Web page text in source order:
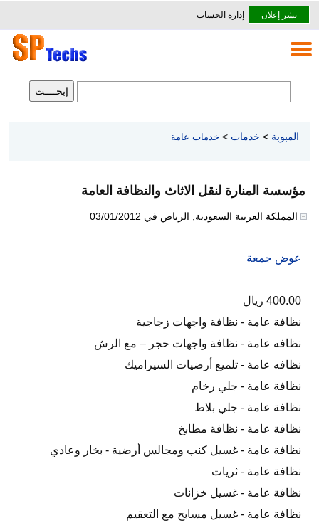
نشر إعلان إدارة الحساب
المبوبة > خدمات > خدمات عامة
مؤسسة المنارة لنقل الاثاث والنظافة العامة
المملكة العربية السعودية الرياض في 03/01/2012
عوض جمعة
400.00 ريال
نظافة عامة - نظافة واجهات زجاجية
نظافه عامة - نظافة واجهات حجر – مع الرش
نظافه عامة - تلميع أرضيات السيراميك
نظافة عامة - جلي رخام
نظافة عامة - جلي بلاط
نظافة عامة - نظافة مطابخ
نظافة عامة - غسيل كنب ومجالس أرضية - بخار وعادي
نظافة عامة - ثريات
نظافة عامة - غسيل خزانات
نظافة عامة - غسيل مسابح مع التعقيم